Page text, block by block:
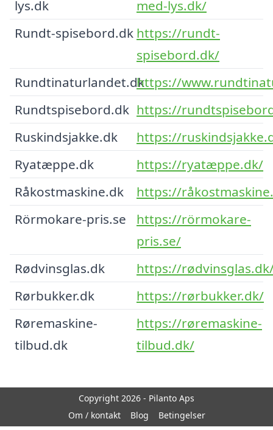
lys.dk
med-lys.dk/
Rundt-spisebord.dk https://rundt-
spisebord.dk/
Rundtinaturlandet.dkhttps://
Rundtspisebord.dk https://
Ruskindsjakke.dk
https://
Ryatæppe.dk
https://ryatæppe.dk/
Råkostmaskine.dk
https://
Rörmokare-pris.se
https://rörmokare-
pris.se/
Rødvinsglas.dk
https://
Rørbukker.dk
https://rørbukker.dk/
Røremaskine-
tilbud.dk
https://røremaskine-
tilbud.dk/
Copyright 2026 - Pilanto Aps
Om / kontakt
Blog Betingelser